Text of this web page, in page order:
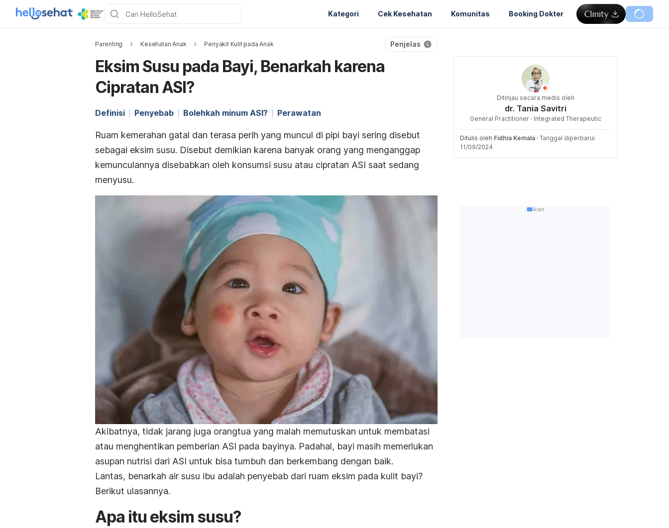
Kategori Cek Kesehatan Komunitas Booking Dokter
Parenting Kesehatan Anak Penyakit Kulit pada Anak Penjelas
Eksim Susu pada Bayi, Benarkah karena
Cipratan ASI?
Definisi Penyebab Bolehkah minum ASI? Perawatan
Ruam kemerahan gatal dan terasa perih yang muncul di pipi bayi sering disebut
sebagai eksim susu. Disebut demikian karena banyak orang yang menganggap
kemunculannya disebabkan oleh konsumsi susu atau cipratan ASI saat sedang
menyusu.
Akibatnya, tidak jarang juga orangtua yang malah memutuskan untuk membatasi
atau menghentikan pemberian ASI pada bayinya. Padahal, bayi masih memerlukan
asupan nutrisi dari ASI untuk bisa tumbuh dan berkembang dengan baik.
Lantas, benarkah air susu ibu adalah penyebab dari ruam eksim pada kulit bayi?
Berikut ulasannya.
Apa itu eksim susu?
Ditinjau secara medis oleh
dr. Tania Savitri
General Practitioner · Integrated Therapeutic
Ditulis oleh Fidhia Kemala · Tanggal diperbarui
11/09/2024
Iklan